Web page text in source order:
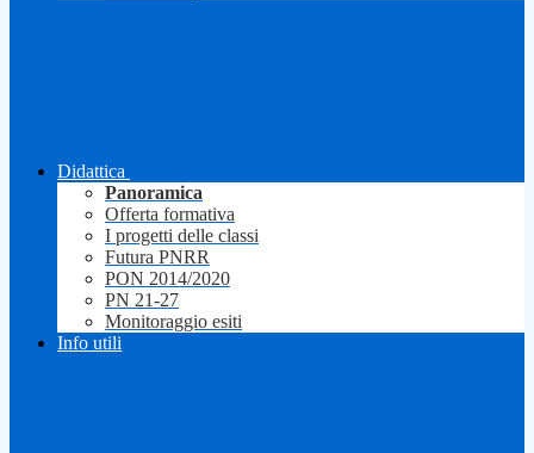
Didattica
Panoramica
Offerta formativa
I progetti delle classi
Futura PNRR
PON 2014/2020
PN 21-27
Monitoraggio esiti
Info utili